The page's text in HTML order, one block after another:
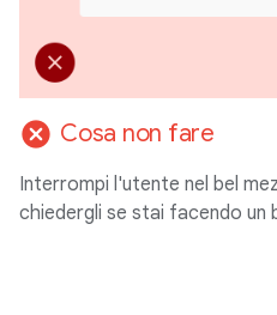
cancel Cosa non fare
Interrompi l'utente nel bel
chiedergli se stai facendo un